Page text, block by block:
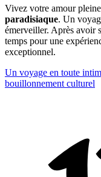
Vivez votre amour
paradisiaque. Un
émerveiller. Après avoir
temps pour une
exceptionnel.
Un voyage en toute
bouillonnement culturel